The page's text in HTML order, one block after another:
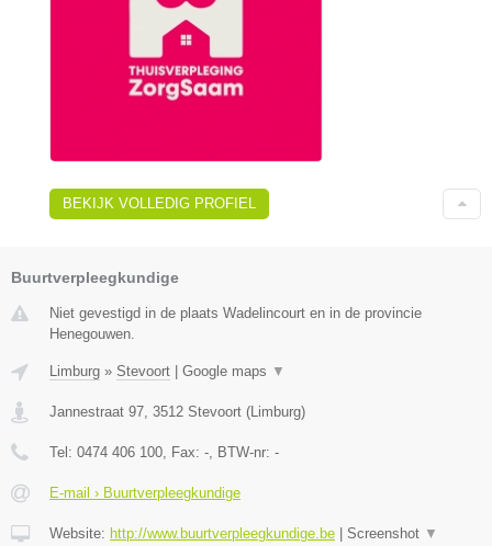
BEKIJK VOLLEDIG PROFIEL
Buurtverpleegkundige
Niet gevestigd in de plaats Wadelincourt en in de provincie
Henegouwen.
Limburg » Stevoort Google maps ▼
Jannestraat 97 3512 Stevoort ( Limburg)
Tel: 0474 406 100 , Fax: - , BTW-nr: -
E-mail › Buurtverpleegkundige
Website: http://www.buurtverpleegkundige.be Screenshot ▼